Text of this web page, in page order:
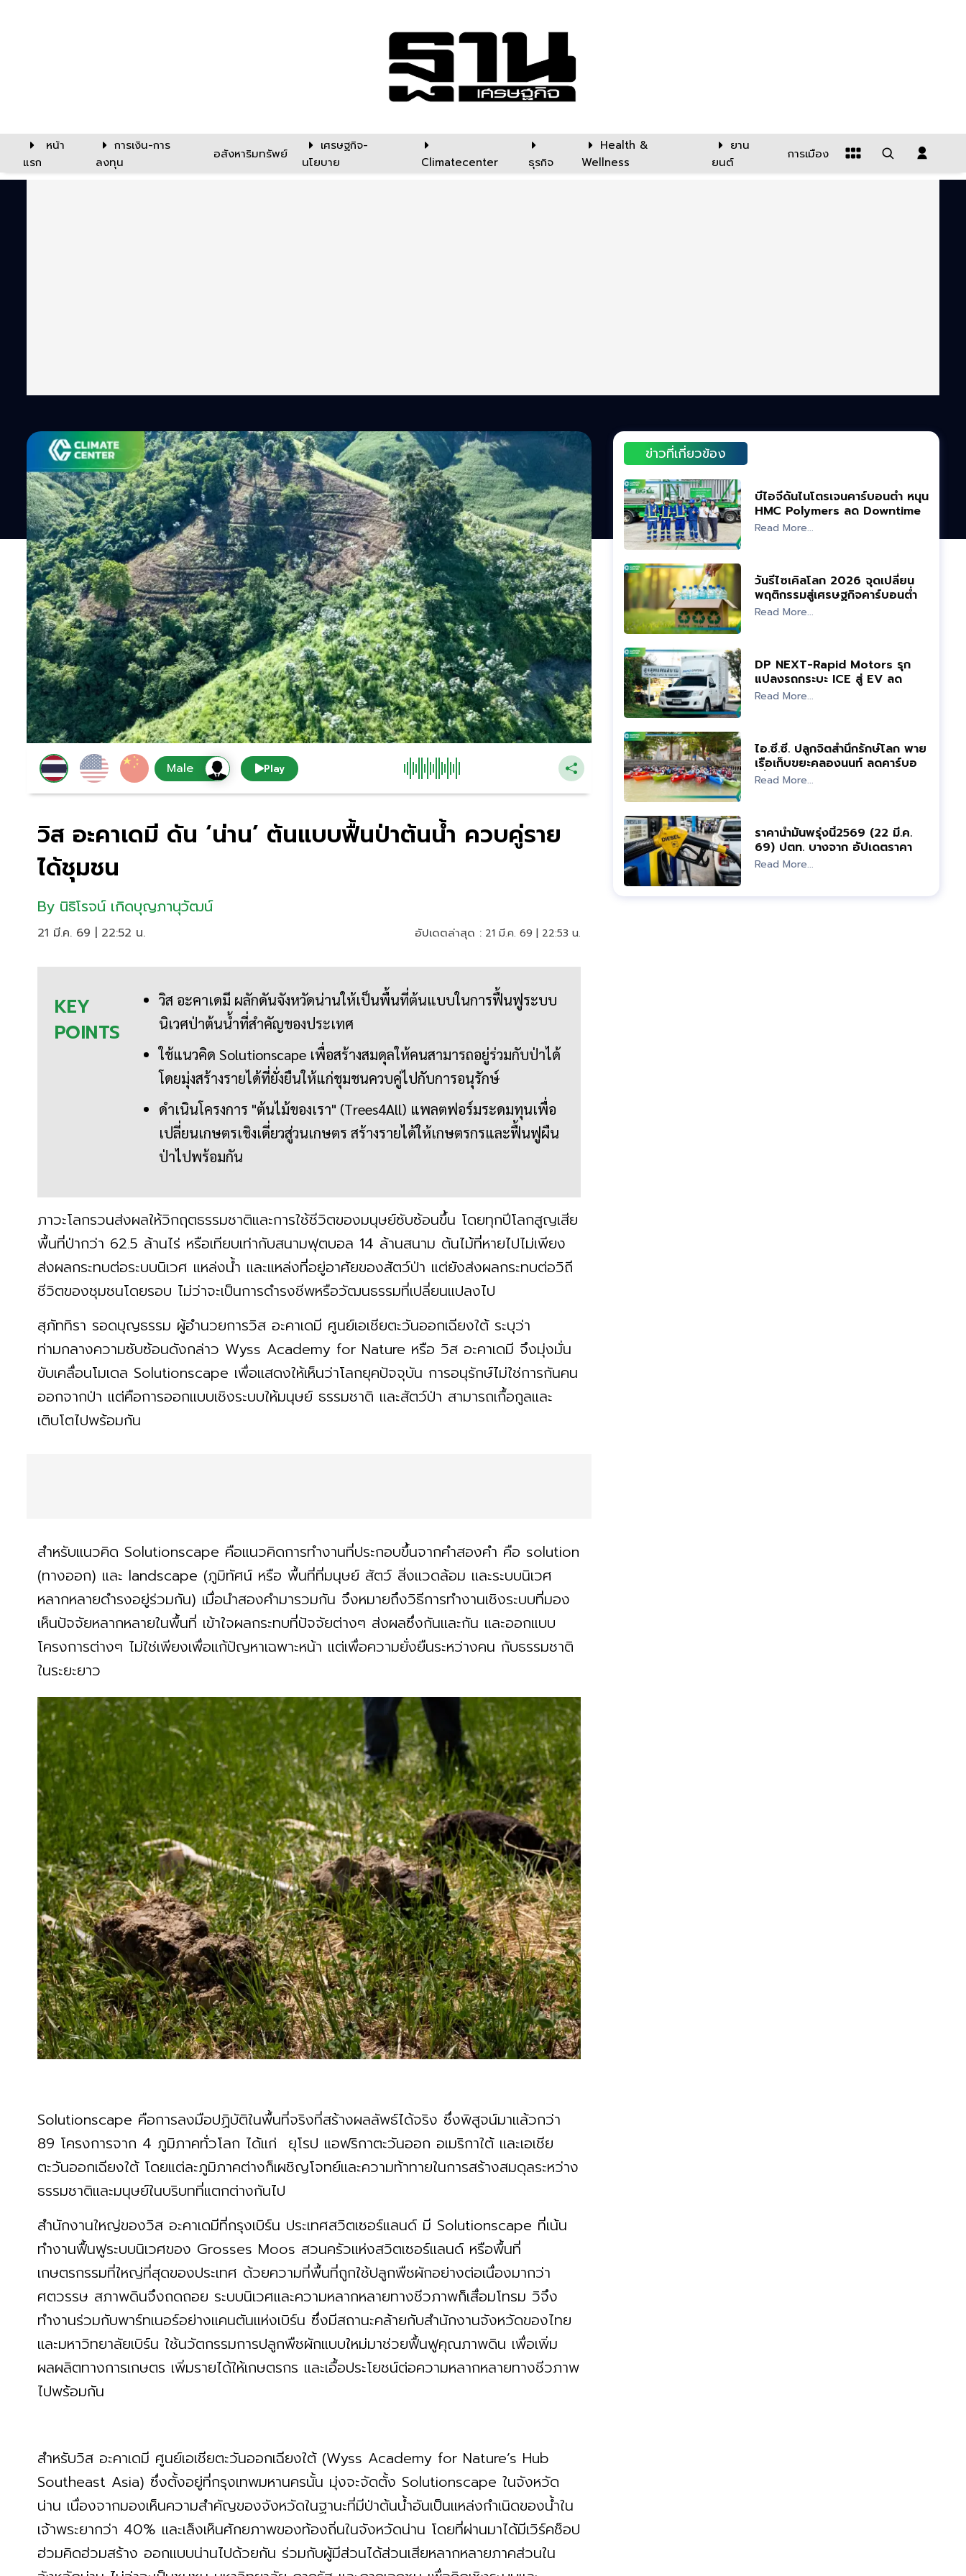
หน้า
แรก
การเงิน-การ
ลงทุน
อสังหาริมทรัพย์
เศรษฐกิจ-
นโยบาย
Climatecenter ธุรกิจ
Health &
Wellness
ยาน
ยนต์
การเมือง
Play
วิส อะคาเดมี ดัน ‘น่าน’ ต้นแบบฟื้นป่าต้นน้ำ ควบคู่ราย
ได้ชุมชน
By นิธิโรจน์ เกิดบุญภานุวัฒน์
21 มี.ค. 69 | 22:52 น. อัปเดตล่าสุด : 21 มี.ค. 69 | 22:53 น.
KEY
POINTS
วิส อะคาเดมี ผลักดันจังหวัดน่านให้เป็นพื้นที่ต้นแบบในการฟื้นฟูระบบ
นิเวศป่าต้นน้ำที่สำคัญของประเทศ
ใช้แนวคิด Solutionscape เพื่อสร้างสมดุลให้คนสามารถอยู่ร่วมกับป่าได้
โดยมุ่งสร้างรายได้ที่ยั่งยืนให้แก่ชุมชนควบคู่ไปกับการอนุรักษ์
ดำเนินโครงการ "ต้นไม้ของเรา" (Trees4All) แพลตฟอร์มระดมทุนเพื่อ
เปลี่ยนเกษตรเชิงเดี่ยวสู่วนเกษตร สร้างรายได้ให้เกษตรกรและฟื้นฟูผืน
ป่าไปพร้อมกัน
ภาวะโลกรวนส่งผลให้วิกฤตธรรมชาติและการใช้ชีวิตของมนุษย์ซับซ้อนขึ้น โดยทุกปีโลกสูญเสีย
พื้นที่ป่ากว่า 62.5 ล้านไร่ หรือเทียบเท่ากับสนามฟุตบอล 14 ล้านสนาม ต้นไม้ที่หายไปไม่เพียง
ส่งผลกระทบต่อระบบนิเวศ แหล่งน้ำ และแหล่งที่อยู่อาศัยของสัตว์ป่า แต่ยังส่งผลกระทบต่อวิถี
ชีวิตของชุมชนโดยรอบ ไม่ว่าจะเป็นการดำรงชีพหรือวัฒนธรรมที่เปลี่ยนแปลงไป
สุภัททิรา รอดบุญธรรม ผู้อำนวยการวิส อะคาเดมี ศูนย์เอเชียตะวันออกเฉียงใต้ ระบุว่า
ท่ามกลางความซับซ้อนดังกล่าว Wyss Academy for Nature หรือ วิส อะคาเดมี จึงมุ่งมั่น
ขับเคลื่อนโมเดล Solutionscape เพื่อแสดงให้เห็นว่าโลกยุคปัจจุบัน การอนุรักษ์ไม่ใช่การกันคน
ออกจากป่า แต่คือการออกแบบเชิงระบบให้มนุษย์ ธรรมชาติ และสัตว์ป่า สามารถเกื้อกูลและ
เติบโตไปพร้อมกัน
สำหรับแนวคิด Solutionscape คือแนวคิดการทำงานที่ประกอบขึ้นจากคำสองคำ คือ solution
(ทางออก) และ landscape (ภูมิทัศน์ หรือ พื้นที่ที่มนุษย์ สัตว์ สิ่งแวดล้อม และระบบนิเวศ
หลากหลายดำรงอยู่ร่วมกัน) เมื่อนำสองคำมารวมกัน จึงหมายถึงวิธีการทำงานเชิงระบบที่มอง
เห็นปัจจัยหลากหลายในพื้นที่ เข้าใจผลกระทบที่ปัจจัยต่างๆ ส่งผลซึ่งกันและกัน และออกแบบ
โครงการต่างๆ ไม่ใช่เพียงเพื่อแก้ปัญหาเฉพาะหน้า แต่เพื่อความยั่งยืนระหว่างคน กับธรรมชาติ
ในระยะยาว
Solutionscape คือการลงมือปฏิบัติในพื้นที่จริงที่สร้างผลลัพธ์ได้จริง ซึ่งพิสูจน์มาแล้วกว่า
89 โครงการจาก 4 ภูมิภาคทั่วโลก ได้แก่ ยุโรป แอฟริกาตะวันออก อเมริกาใต้ และเอเชีย
ตะวันออกเฉียงใต้ โดยแต่ละภูมิภาคต่างก็เผชิญโจทย์และความท้าทายในการสร้างสมดุลระหว่าง
ธรรมชาติและมนุษย์ในบริบทที่แตกต่างกันไป
สำนักงานใหญ่ของวิส อะคาเดมีที่กรุงเบิร์น ประเทศสวิตเซอร์แลนด์ มี Solutionscape ที่เน้น
ทำงานฟื้นฟูระบบนิเวศของ Grosses Moos สวนครัวแห่งสวิตเซอร์แลนด์ หรือพื้นที่
เกษตรกรรมที่ใหญ่ที่สุดของประเทศ ด้วยความที่พื้นที่ถูกใช้ปลูกพืชผักอย่างต่อเนื่องมากว่า
ศตวรรษ สภาพดินจึงถดถอย ระบบนิเวศและความหลากหลายทางชีวภาพก็เสื่อมโทรม วิจึง
ทำงานร่วมกับพาร์ทเนอร์อย่างแคนตันแห่งเบิร์น ซึ่งมีสถานะคล้ายกับสำนักงานจังหวัดของไทย
และมหาวิทยาลัยเบิร์น ใช้นวัตกรรมการปลูกพืชผักแบบใหม่มาช่วยฟื้นฟูคุณภาพดิน เพื่อเพิ่ม
ผลผลิตทางการเกษตร เพิ่มรายได้ให้เกษตรกร และเอื้อประโยชน์ต่อความหลากหลายทางชีวภาพ
ไปพร้อมกัน
สำหรับวิส อะคาเดมี ศูนย์เอเชียตะวันออกเฉียงใต้ (Wyss Academy for Nature’s Hub
Southeast Asia) ซึ่งตั้งอยู่ที่กรุงเทพมหานครนั้น มุ่งจะจัดตั้ง Solutionscape ในจังหวัด
น่าน เนื่องจากมองเห็นความสำคัญของจังหวัดในฐานะที่มีป่าต้นน้ำอันเป็นแหล่งกำเนิดของน้ำใน
เจ้าพระยากว่า 40% และเล็งเห็นศักยภาพของท้องถิ่นในจังหวัดน่าน โดยที่ผ่านมาได้มีเวิร์คช็อป
ฮ่วมคิดฮ่วมสร้าง ออกแบบน่านไปด้วยกัน ร่วมกับผู้มีส่วนได้ส่วนเสียหลากหลายภาคส่วนใน
ข่าวที่เกี่ยวข้อง
บีไอจีดันไนโตรเจนคาร์บอนต่ำ หนุน
HMC Polymers ลด Downtime-
คุมคุณภาพผลิต
Read More...
วันรีไซเคิลโลก 2026 จุดเปลี่ยน
พฤติกรรมสู่เศรษฐกิจคาร์บอนต่ำ
Read More...
DP NEXT-Rapid Motors รุก
แปลงรถกระบะ ICE สู่ EV ลด
คาร์บอนภาคขนส่ง
Read More...
ไอ.ซี.ซี. ปลูกจิตสำนึกรักษ์โลก พาย
เรือเก็บขยะคลองนนท์ ลดคาร์บอน
เพื่อชุมชน
Read More...
ราคาน้ำมันพรุ่งนี้2569 (22 มี.ค.
69) ปตท. บางจาก อัปเดตราคา
ล่าสุด
Read More...